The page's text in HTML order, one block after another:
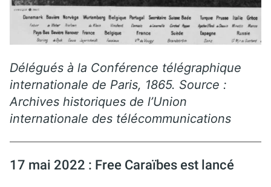
Délégués à la Conférence télégraphique
internationale de Paris, 1865. Source :
Archives historiques de l’Union
internationale des télécommunications
17 mai 2022 : Free Caraïbes est lancé